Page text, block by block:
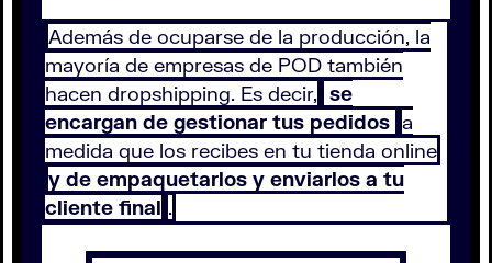
Además de ocuparse de la producción, la
mayoría de empresas de POD también
hacen dropshipping. Es decir, se
encargan de gestionar tus pedidos a
medida que los recibes en tu tienda online
y de empaquetarlos y enviarlos a tu
cliente final .